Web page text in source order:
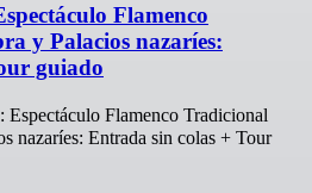
Flamenco
y Palacios nazaríes:
guiado
Espectáculo Flamenco Tradicional
nazaríes: Entrada sin colas + Tour